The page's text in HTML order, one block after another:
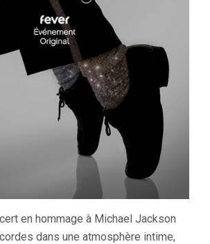
en hommage à Michael Jackson
dans une atmosphère intime,